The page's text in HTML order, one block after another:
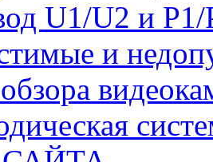
U1/U2 и
и